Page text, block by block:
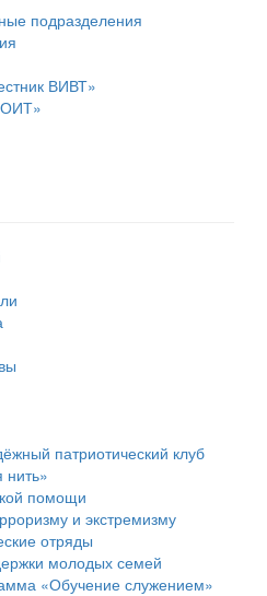
подразделения
ВИВТ»
патриотический клуб
помощи
и экстремизму
отряды
молодых семей
«Обучение служением»